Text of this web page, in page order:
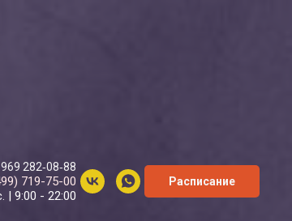
282‑08‑88
719-75-00
| 9:00 - 22:00
Расписание